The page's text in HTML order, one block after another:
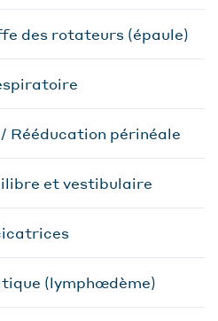
des rotateurs (épaule)
Rééducation périnéale
et vestibulaire
(lymphœdème)